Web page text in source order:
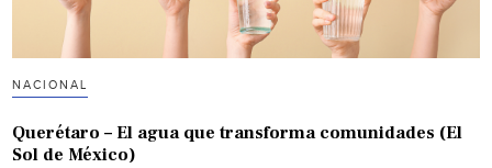
NACIONAL
Querétaro – El agua que transforma comunidades (El
Sol de México)